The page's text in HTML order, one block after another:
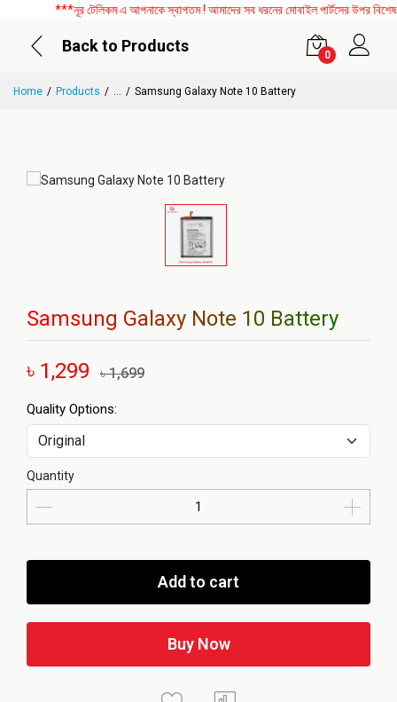
***নূর টেলিকম এ আপনাকে স্বাগতম ! আমাদের সব ধরনের মোবাইল পার্টসের উপর
Back to Products
0
Home Products ... Samsung Galaxy Note 10 Battery
Samsung Galaxy Note 10 Battery
৳ 1,299 ৳ 1,699
Quality Options:
Quantity
Add to cart
Buy Now